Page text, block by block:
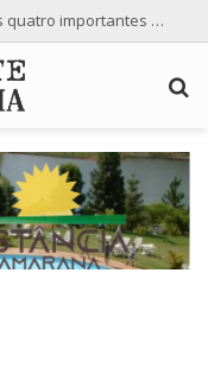
Alexandre Curi recebe apoio de mais quatro importantes partidos para candidatura ao Senado